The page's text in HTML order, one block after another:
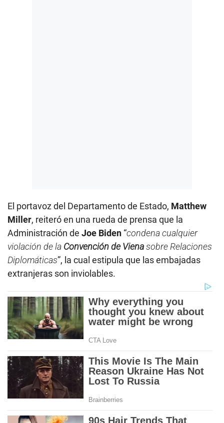
El portavoz del Departamento de Estado, Matthew
Miller, reiteró en una rueda de prensa que la
Administración de Joe Biden “condena cualquier
violación de la Convención de Vienasobre Relaciones
Diplomáticas”, la cual estipula que las embajadas
extranjeras son inviolables.